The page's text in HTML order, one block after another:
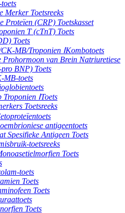
Merker Toetsreeks
Proteïen (CRP) Toetskasset
T (cTnT) Toets
Toets
MB/Troponien ⅠKombotoets
Prohormoon van Brein Natriuretiese
BNP) Toets
MB-toets
Troponien ⅠToets
Toetsreeks
antigeentoets
Spesifieke Antigeen Toets
toetsreeks
Toets
toets
Toets
Toets
Toets